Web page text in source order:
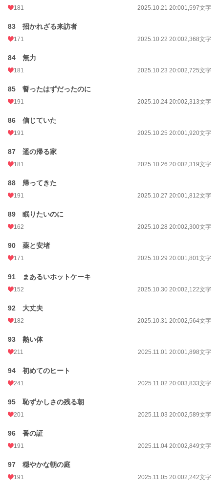
181 2025.10.21 20:001,597文字
83 招かれざる来訪者
171 2025.10.22 20:002,368文字
84 無力
181 2025.10.23 20:002,725文字
85 誓ったはずだったのに
191 2025.10.24 20:002,313文字
86 信じていた
191 2025.10.25 20:001,920文字
87 遥の帰る家
181 2025.10.26 20:002,319文字
88 帰ってきた
191 2025.10.27 20:001,812文字
89 眠りたいのに
162 2025.10.28 20:002,300文字
90 薬と安堵
171 2025.10.29 20:001,801文字
91 まあるいホットケーキ
152 2025.10.30 20:002,122文字
92 大丈夫
182 2025.10.31 20:002,564文字
93 熱い体
211 2025.11.01 20:001,898文字
94 初めてのヒート
241 2025.11.02 20:003,833文字
95 恥ずかしさの残る朝
201 2025.11.03 20:002,589文字
96 番の証
191 2025.11.04 20:002,849文字
97 穏やかな朝の庭
191 2025.11.05 20:002,242文字